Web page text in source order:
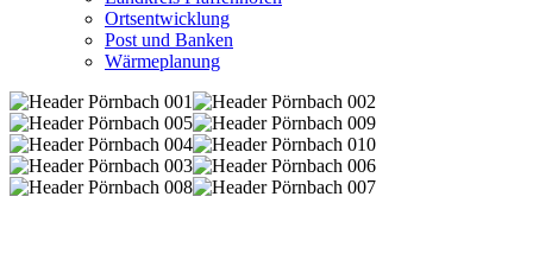
Ortsentwicklung
Post und Banken
Wärmeplanung